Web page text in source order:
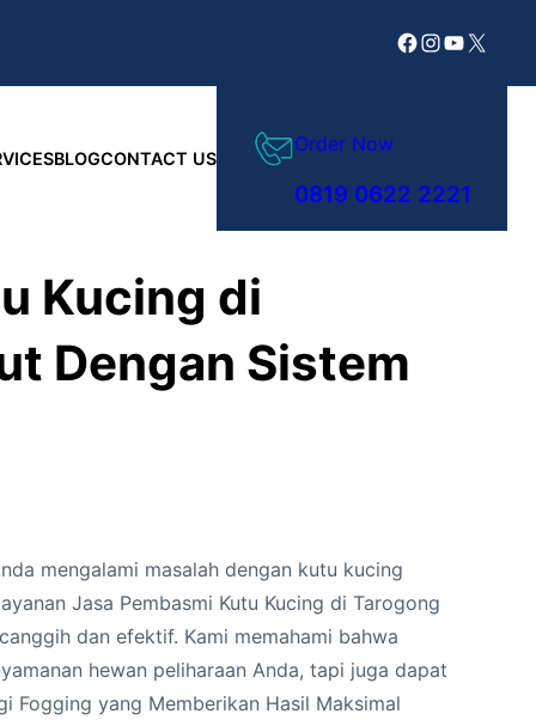
Facebook
Instagram
YouTube
X
BLOGCONTACT US
Order Now
0819 0622 2221
Kucing di
Dengan Sistem
mengalami masalah dengan kutu kucing
Jasa Pembasmi Kutu Kucing di Tarogong
dan efektif. Kami memahami bahwa
hewan peliharaan Anda, tapi juga dapat
Fogging yang Memberikan Hasil Maksimal